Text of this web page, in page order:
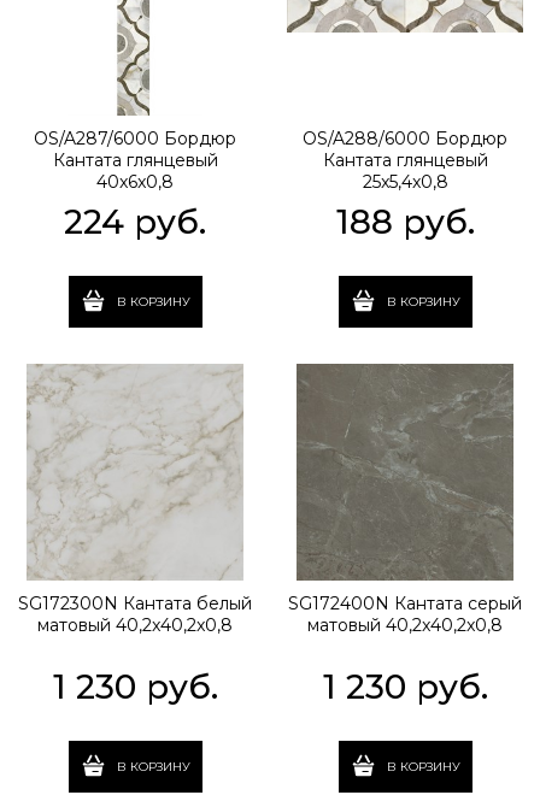
OS/A287/6000 Бордюр
Кантата глянцевый
40x6x0,8
224 руб.
В КОРЗИНУ
OS/A288/6000 Бордюр
Кантата глянцевый
25x5,4x0,8
188 руб.
В КОРЗИНУ
SG172300N Кантата белый
матовый 40,2x40,2x0,8
1 230 руб.
В КОРЗИНУ
SG172400N Кантата серый
матовый 40,2x40,2x0,8
1 230 руб.
В КОРЗИНУ